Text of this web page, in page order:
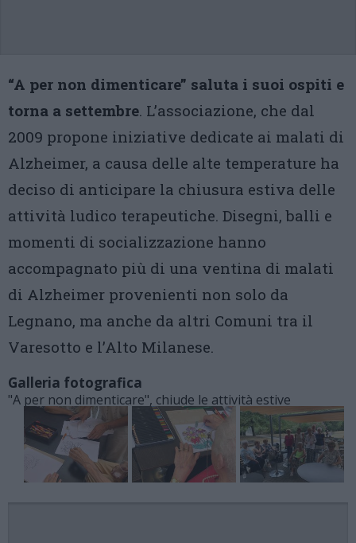
“A per non dimenticare” saluta i suoi ospiti e
torna a settembre. L’associazione, che dal
2009 propone iniziative dedicate ai malati di
Alzheimer, a causa delle alte temperature ha
deciso di anticipare la chiusura estiva delle
attività ludico terapeutiche. Disegni, balli e
momenti di socializzazione hanno
accompagnato più di una ventina di malati
di Alzheimer provenienti non solo da
Legnano, ma anche da altri Comuni tra il
Varesotto e l’Alto Milanese.
Galleria fotografica
"A per non dimenticare", chiude le attività estive